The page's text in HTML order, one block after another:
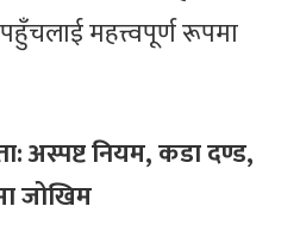
महत्त्वपूर्ण रूपमा
अस्पष्ट नियम, कडा दण्ड,
जोखिम